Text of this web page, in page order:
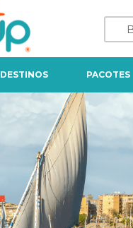
DESTINOS PACOTES